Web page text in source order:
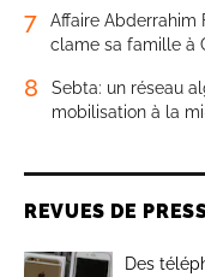
7
Affaire Abderrahim
clame sa famille à
8
Sebta: un réseau
mobilisation à la
REVUES DE
Des